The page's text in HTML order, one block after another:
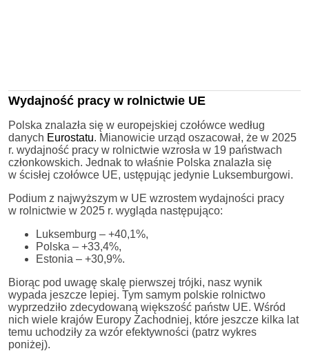
Wydajność pracy w rolnictwie UE
Polska znalazła się w europejskiej czołówce według
danych Eurostatu. Mianowicie urząd oszacował, że w 2025
r. wydajność pracy w rolnictwie wzrosła w 19 państwach
członkowskich. Jednak to właśnie Polska znalazła się
w ścisłej czołówce UE, ustępując jedynie Luksemburgowi.
Podium z najwyższym w UE wzrostem wydajności pracy
w rolnictwie w 2025 r. wygląda następująco:
Luksemburg – +40,1%,
Polska – +33,4%,
Estonia – +30,9%.
Biorąc pod uwagę skalę pierwszej trójki, nasz wynik
wypada jeszcze lepiej. Tym samym polskie rolnictwo
wyprzedziło zdecydowaną większość państw UE. Wśród
nich wiele krajów Europy Zachodniej, które jeszcze kilka lat
temu uchodziły za wzór efektywności (patrz wykres
poniżej).